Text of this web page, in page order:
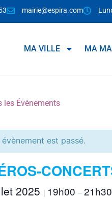
mairie@espira.com
MA VILLE MA
les Évènements
est passé.
2025 | 19h00 –21h30